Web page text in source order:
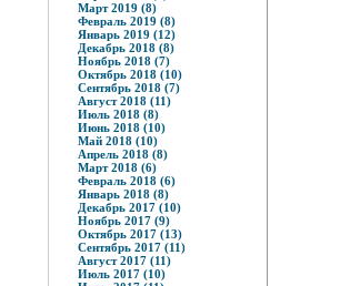
Март 2019 (8)
Февраль 2019 (8)
Январь 2019 (12)
Декабрь 2018 (8)
Ноябрь 2018 (7)
Октябрь 2018 (10)
Сентябрь 2018 (7)
Август 2018 (11)
Июль 2018 (8)
Июнь 2018 (10)
Май 2018 (10)
Апрель 2018 (8)
Март 2018 (6)
Февраль 2018 (6)
Январь 2018 (8)
Декабрь 2017 (10)
Ноябрь 2017 (9)
Октябрь 2017 (13)
Сентябрь 2017 (11)
Август 2017 (11)
Июль 2017 (10)